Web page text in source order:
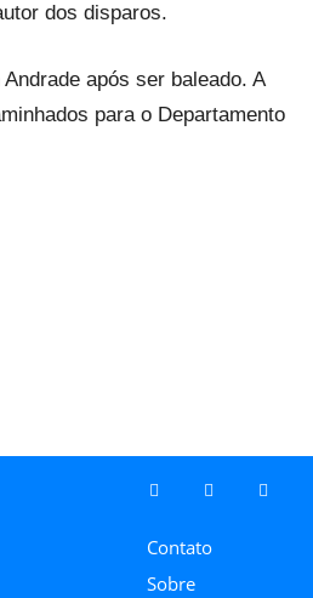
dos disparos.
após ser baleado. A
para o Departamento
Contato
Sobre